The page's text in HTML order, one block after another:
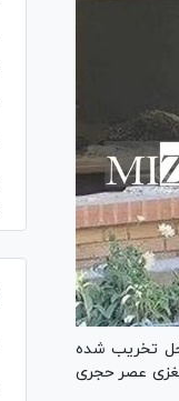
تخریب شده
عصر حجری